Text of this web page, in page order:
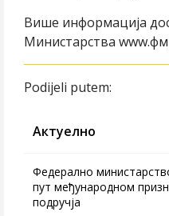
Више информација
Министарства
Podijeli putem:
Актуелно
Федерално
пут међународном
подручја